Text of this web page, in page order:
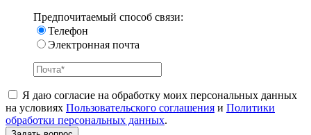
Предпочитаемый способ связи:
Телефон
Электронная почта
Я даю согласие на обработку моих персональных данных
на условиях Пользовательского соглашения и Политики
обработки персональных данных.